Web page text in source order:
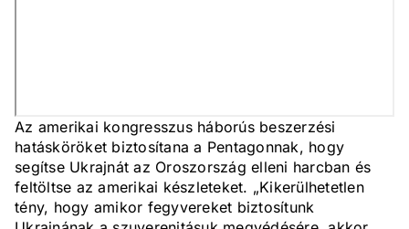
Az amerikai kongresszus háborús beszerzési
hatásköröket biztosítana a Pentagonnak, hogy
segítse Ukrajnát az Oroszország elleni harcban és
feltöltse az amerikai készleteket. „Kikerülhetetlen
tény, hogy amikor fegyvereket biztosítunk